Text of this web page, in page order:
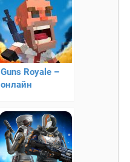
Guns Royale –
онлайн
острове